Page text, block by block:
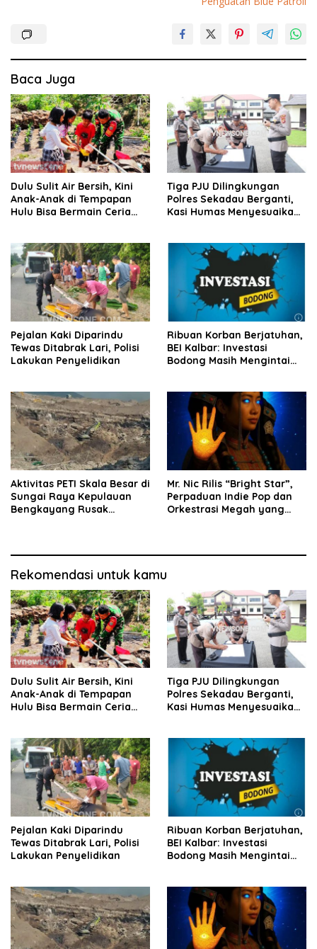
Baca Juga
Dulu Sulit Air Bersih, Kini
Anak-Anak di Tempapan
Hulu Bisa Bermain Ceria
Tiga PJU Dilingkungan
Polres Sekadau Berganti,
Kasi Humas Menyesuaikan
Pejalan Kaki Diparindu
Tewas Ditabrak Lari, Polisi
Lakukan Penyelidikan
Ribuan Korban Berjatuhan,
BEI Kalbar: Investasi
Bodong Masih Mengintai
Aktivitas PETI Skala Besar di
Sungai Raya Kepulauan
Bengkayang Rusak
Mr. Nic Rilis “Bright Star”,
Perpaduan Indie Pop dan
Orkestrasi Megah yang
Rekomendasi untuk kamu
Dulu Sulit Air Bersih, Kini
Anak-Anak di Tempapan
Hulu Bisa Bermain Ceria
Tiga PJU Dilingkungan
Polres Sekadau Berganti,
Kasi Humas Menyesuaikan
Pejalan Kaki Diparindu
Tewas Ditabrak Lari, Polisi
Lakukan Penyelidikan
Ribuan Korban Berjatuhan,
BEI Kalbar: Investasi
Bodong Masih Mengintai